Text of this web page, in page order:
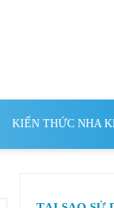
KIẾN THỨC NHA